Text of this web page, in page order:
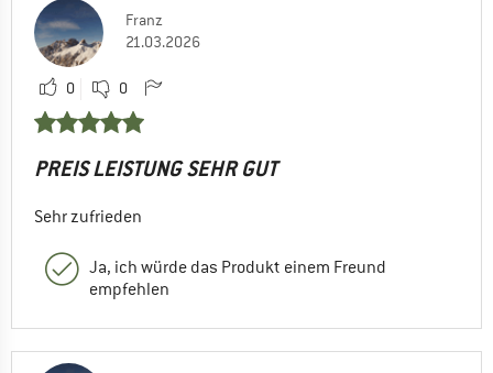
Franz
21.03.2026
0 0
PREIS LEISTUNG SEHR GUT
Sehr zufrieden
Ja, ich würde das Produkt einem Freund
empfehlen